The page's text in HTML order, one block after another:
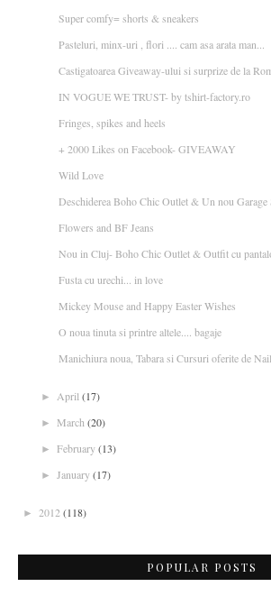
Super comfy= shorts & sneakers
Pasteluri, minx-uri , flori .... cam asa arata man...
Castigatoarea Giveaway-ului si surprize de la
IN VOGUE WE TRUST- by tshirt-factory.ro
Fringes, spikes and heels
+ 2000 Likes on Facebook- GIVEAWAY
Wild Love
Deschiderea Boho Chic Outlet & Un nou Garage
Flowers and BF Jeans
Nou in Cluj- Boho Chic Outlet & Outfit cu
Fusta cu urechi... in love
Mickey Mouse and Happy Easter Wishes
O noua tinuta si printre altele.... bagaje
Manichiura noua, Tabara si Cursuri oferite de
► April (17)
► March (20)
► February(13)
► January(17)
► 2012 (118)
POPULAR POSTS